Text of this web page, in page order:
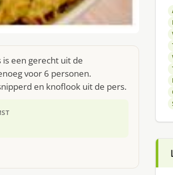
is een gerecht uit de
voor 6 personen.
en knoflook uit de pers.